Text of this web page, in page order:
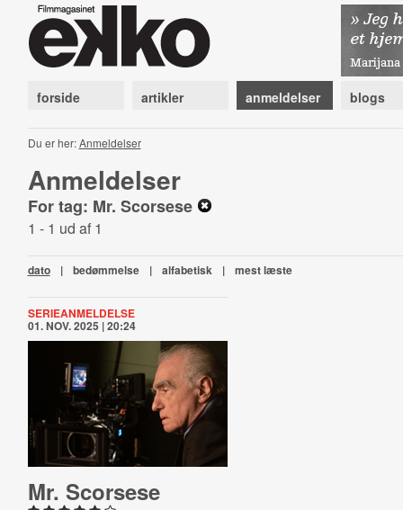
forside artikler anmeldelser blogs
Du er her:Anmeldelser
Anmeldelser
For tag: Mr. Scorsese
1 - 1 ud af 1
dato | bedømmelse | alfabetisk | mest læste
SERIEANMELDELSE
01. NOV. 2025 | 20:24
Mr. Scorsese